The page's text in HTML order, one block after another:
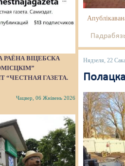
ВІЦЕБСКА
“ЧЕСТНАЯ ГАЗЕТА.
Чацвер, 06 Жнівень 2026
Нядзеля, 22